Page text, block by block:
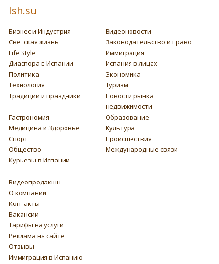
Ish.su
Бизнес и Индустрия
Видеоновости
Светская жизнь
Законодательство и право
Life Style
Иммиграция
Диаспора в Испании
Испания в лицах
Политика
Экономика
Технология
Туризм
Традиции и праздники
Новости рынка
недвижимости
Гастрономия
Образование
Медицина и Здоровье
Культура
Спорт
Происшествия
Общество
Международные связи
Курьезы в Испании
Видеопродакшн
О компании
Контакты
Вакансии
Тарифы на услуги
Реклама на сайте
Отзывы
Иммиграция в Испанию